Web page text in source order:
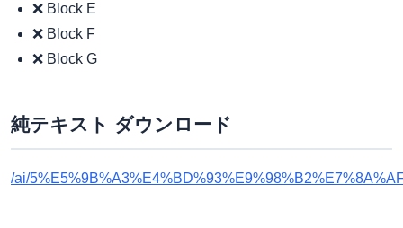
❌ Block E
❌ Block F
❌ Block G
純テキスト ダウンロード
/ai/